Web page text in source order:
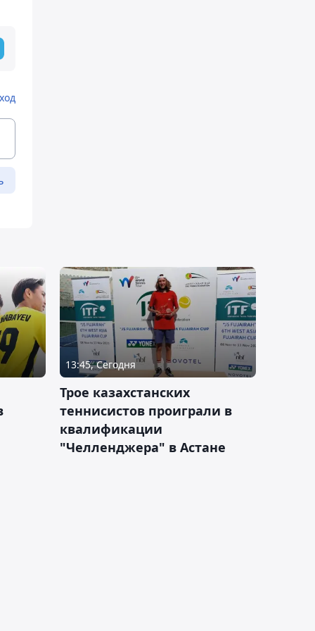
13:45, Сегодня
Трое казахстанских
теннисистов проиграли в
квалификации
"Челленджера" в Астане